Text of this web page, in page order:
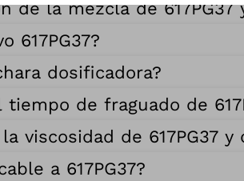
la mezcla de 617PG37
617PG37?
dosificadora?
de fraguado de
de 617PG37 y
a 617PG37?